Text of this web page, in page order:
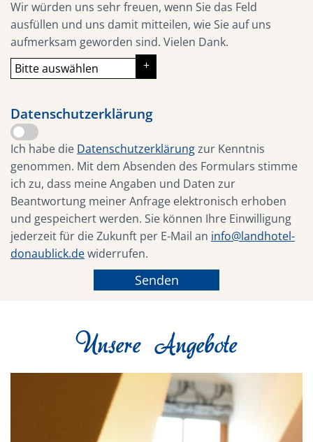
Wir würden uns sehr freuen, wenn Sie das Feld
ausfüllen und uns damit mitteilen, wie Sie auf uns
aufmerksam geworden sind. Vielen Dank.
Datenschutzerklärung
Ich habe die Datenschutzerklärungzur Kenntnis
genommen. Mit dem Absenden des Formulars stimme
ich zu, dass meine Angaben und Daten zur
Beantwortung meiner Anfrage elektronisch erhoben
und gespeichert werden. Sie können Ihre Einwilligung
jederzeit für die Zukunft per E-Mail an info@landhotel-
donaublick.dewiderrufen.
Unsere Angebote